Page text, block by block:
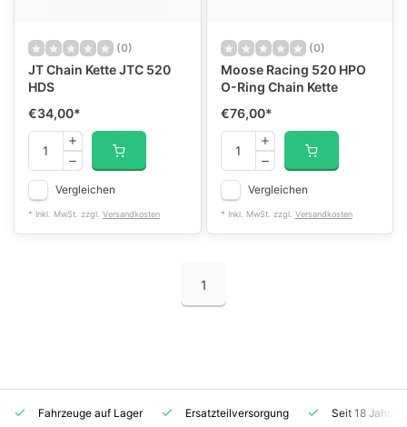
(0)
JT Chain Kette JTC 520
HDS
€34,00*
Vergleichen
* Inkl. MwSt. zzgl. Versandkosten
(0)
Moose Racing 520 HPO
O-Ring Chain Kette
€76,00*
Vergleichen
* Inkl. MwSt. zzgl. Versandkosten
1
Fahrzeuge auf Lager Ersatzteilversorgung Seit 18